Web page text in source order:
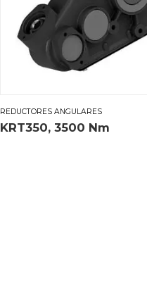
REDUCTORES ANGULARES
KRT350, 3500 Nm